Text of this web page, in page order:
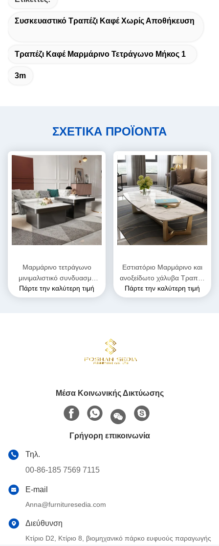
Συσκευαστικό Τραπέζι Καφέ Χωρίς Αποθήκευση
Τραπέζι Καφέ Μαρμάρινο Τετράγωνο Μήκος 1
3m
ΣΧΕΤΙΚΑ ΠΡΟΪΟΝΤΑ
Μαρμάρινο τετράγωνο
μινιμαλιστικό συνδυασμό
τραπέζι καφέ με πόδι από
ανοξείδωτο χάλυβα
Πάρτε την καλύτερη τιμή
Εστιατόριο Μαρμάρινο και
ανοξείδωτο χάλυβα Τραπέζι
καφέ ύψος 0,45m
Πάρτε την καλύτερη τιμή
Μέσα Κοινωνικής Δικτύωσης
Γρήγορη επικοινωνία
Τηλ.
00-86-185 7569 7115
E-mail
Anna@furnituresedia.com
Διεύθυνση
Κτίριο D2, Κτίριο 8, βιομηχανικό πάρκο ευφυούς παραγωγής